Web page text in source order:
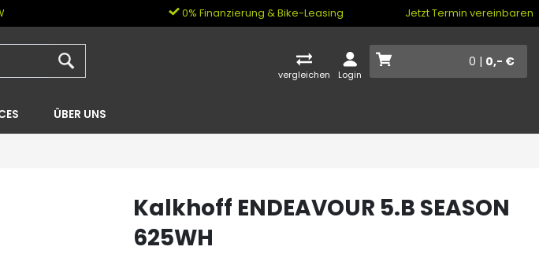
0% Finanzierung & Bike-Leasing Jetzt Termin vereinbaren
vergleichen Login
0 | 0,- €
ÜBER UNS
Kalkhoff ENDEAVOUR 5.B SEASON
625WH